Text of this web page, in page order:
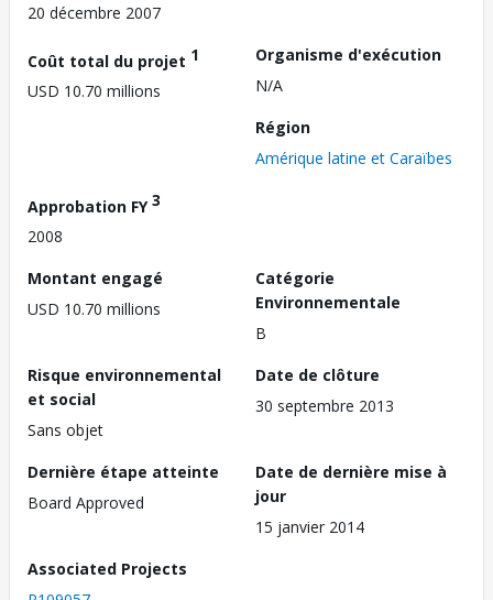
20 décembre 2007
Coût total du projet 1
USD 10.70 millions
Organisme d'exécution
N/A
Région
Amérique latine et Caraïbes
Approbation FY3
2008
Montant engagé
USD 10.70 millions
Catégorie
Environnementale
B
Risque environnemental
et social
Sans objet
Date de clôture
30 septembre 2013
Dernière étape atteinte
Board Approved
Date de dernière mise à
jour
15 janvier 2014
Associated Projects